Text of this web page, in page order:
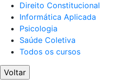
Direito Constitucional
Informática Aplicada
Psicologia
Saúde Coletiva
Todos os cursos
Voltar